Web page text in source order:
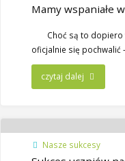
Mamy wspaniałe
​Choć są to dopiero
oficjalnie się pochwalić
czytaj dalej
Nasze sukcesy